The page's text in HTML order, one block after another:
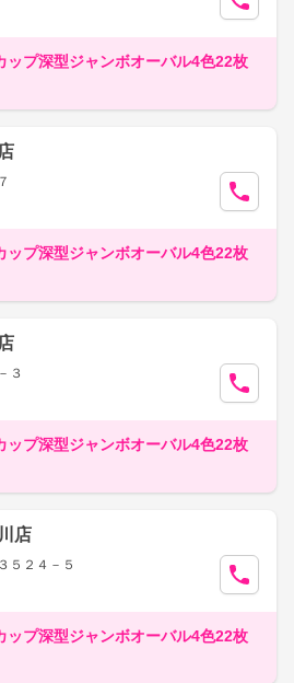
ップ深型ジャンボオーバル4色22枚
ップ深型ジャンボオーバル4色22枚
３
ップ深型ジャンボオーバル4色22枚
店
５２４－５
ップ深型ジャンボオーバル4色22枚